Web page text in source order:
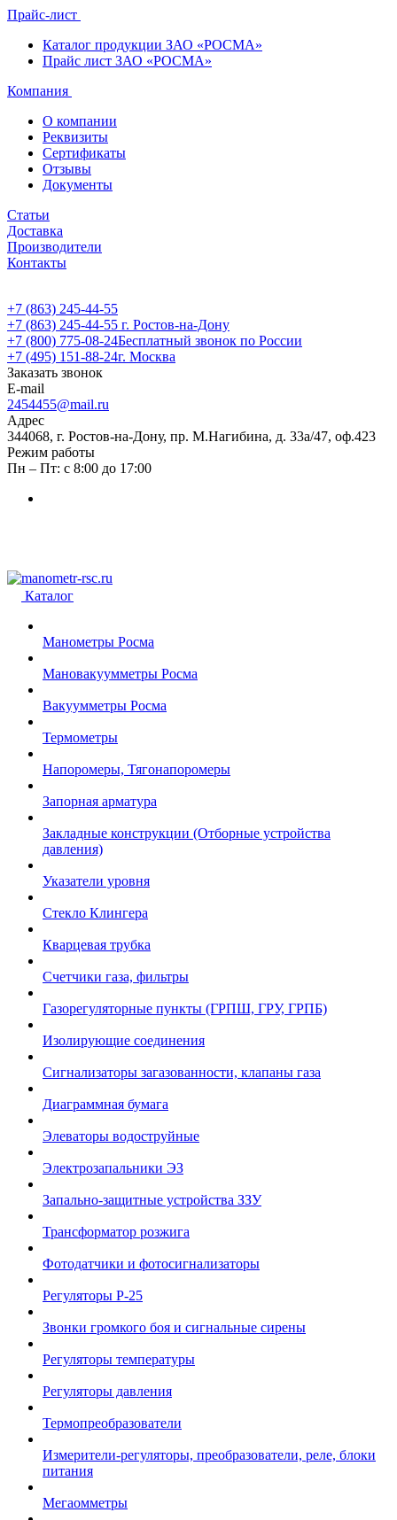
Прайс-лист
Каталог продукции ЗАО «РОСМА»
Прайс лист ЗАО «РОСМА»
Компания
О компании
Реквизиты
Сертификаты
Отзывы
Документы
Статьи
Доставка
Производители
Контакты
+7 (863) 245-44-55
+7 (863) 245-44-55 г. Ростов-на-Дону
+7 (800) 775-08-24Бесплатный звонок по России
+7 (495) 151-88-24г. Москва
Заказать звонок
E-mail
2454455@mail.ru
Адрес
344068, г. Ростов-на-Дону, пр. М.Нагибина, д. 33а/47, оф.423
Режим работы
Пн – Пт: с 8:00 до 17:00
Каталог
Манометры Росма
Мановакуумметры Росма
Вакуумметры Росма
Термометры
Напоромеры, Тягонапоромеры
Запорная арматура
Закладные конструкции (Отборные устройства
давления)
Указатели уровня
Стекло Клингера
Кварцевая трубка
Счетчики газа, фильтры
Газорегуляторные пункты (ГРПШ, ГРУ, ГРПБ)
Изолирующие соединения
Сигнализаторы загазованности, клапаны газа
Диаграммная бумага
Элеваторы водоструйные
Электрозапальники ЭЗ
Запально-защитные устройства ЗЗУ
Трансформатор розжига
Фотодатчики и фотосигнализаторы
Регуляторы Р-25
Звонки громкого боя и сигнальные сирены
Регуляторы температуры
Регуляторы давления
Термопреобразователи
Измерители-регуляторы, преобразователи, реле, блоки
питания
Мегаомметры